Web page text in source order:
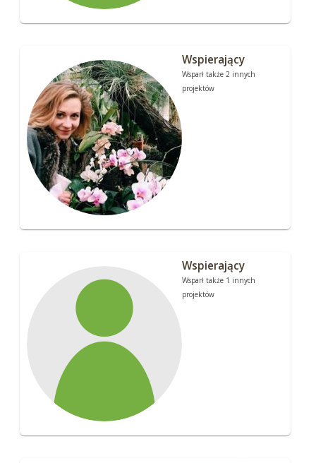
Wspierający
Wsparł także 2 innych
projektów
Wspierający
Wsparł także 1 innych
projektów